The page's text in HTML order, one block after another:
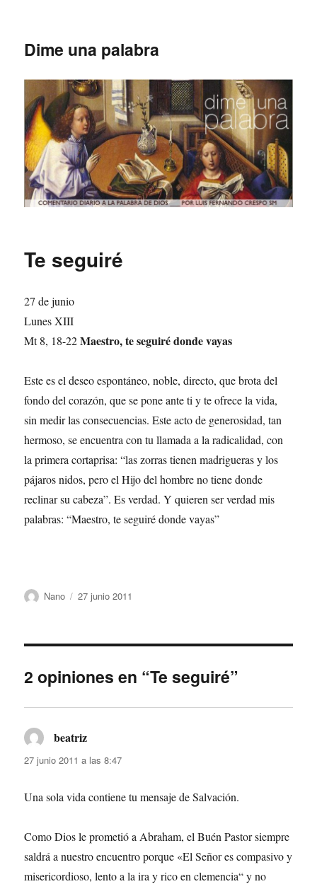
Dime una palabra
Te seguiré
27 de junio
Lunes XIII
Mt 8, 18-22Maestro, te seguiré donde vayas
Este es el deseo espontáneo, noble, directo, que brota del
fondo del corazón, que se pone ante ti y te ofrece la vida,
sin medir las consecuencias. Este acto de generosidad, tan
hermoso, se encuentra con tu llamada a la radicalidad, con
la primera cortaprisa: “las zorras tienen madrigueras y los
pájaros nidos, pero el Hijo del hombre no tiene donde
reclinar su cabeza”. Es verdad. Y quieren ser verdad mis
palabras: “Maestro, te seguiré donde vayas”
Autor
Nano
Publicado
27 junio 2011
2 opiniones en “Te seguiré”
beatriz
27 junio 2011 a las 8:47
Una sola vida contiene tu mensaje de Salvación.
Como Dios le prometió a Abraham, el Buén Pastor siempre
saldrá a nuestro encuentro porque «El Señor es compasivo y
misericordioso, lento a la ira y rico en clemencia“ y no